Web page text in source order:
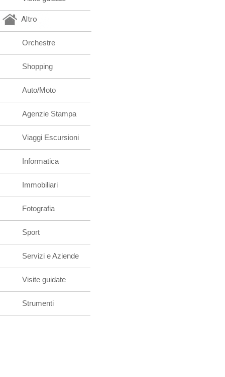
Altro
Orchestre
Shopping
Auto/Moto
Agenzie Stampa
Viaggi Escursioni
Informatica
Immobiliari
Fotografia
Sport
Servizi e Aziende
Visite guidate
Strumenti